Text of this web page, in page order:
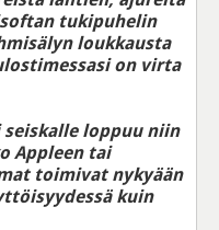
tukipuhelin
loukkausta
on virta
loppuu niin
Appleen tai
toimivat nykyään
kuin